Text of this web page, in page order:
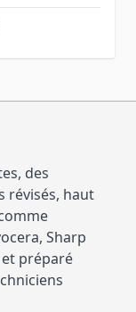
des
révisés, haut
Sharp
préparé